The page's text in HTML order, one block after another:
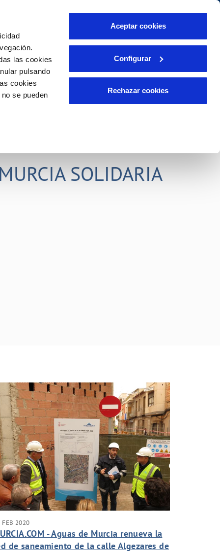
las cookies
pulsando
cookies
se pueden
Aceptar cookies
Configurar
Rechazar cookies
INCIDENCIAS
Comunica anomalías o posibles
PORTAL DE TRANSPARENCIA
Área de clientes
SOLIDARIA
FEB 2020
- Aguas de Murcia renueva la
de saneamiento de la calle Algezares de